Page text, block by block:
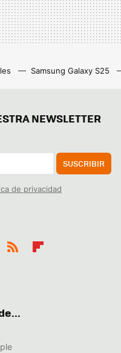
Samsung Galaxy S25
NEWSLETTER
SUSCRIBIR
de privacidad